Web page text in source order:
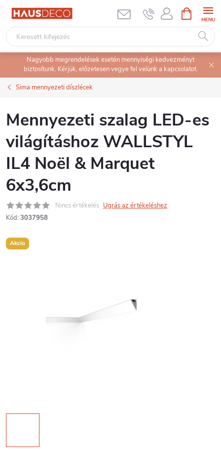
Ugrás
tartalomhoz
KOSÁR
Nagyobb megrendelések esetén mennyiségi kedvezményt
biztosítunk. Kérjük, előzetesen vegye fel velünk a kapcsolatot.
Sima mennyezeti díszlécek
Mennyezeti szalag LED-es
világításhoz WALLSTYL
IL4 Noël & Marquet
6x3,6cm
Nincs értékelés Ugrás az értékeléshez
Kód: 3037958
Akcio